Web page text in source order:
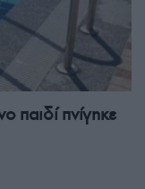
παιδί πνίγηκε